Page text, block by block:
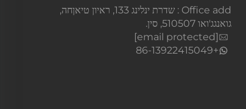
Office add : שדרת ינלינג 133, ראיון טיאןחה,
גואנגג'ואו 510507, סין.
[email protected]
+86-13922415049